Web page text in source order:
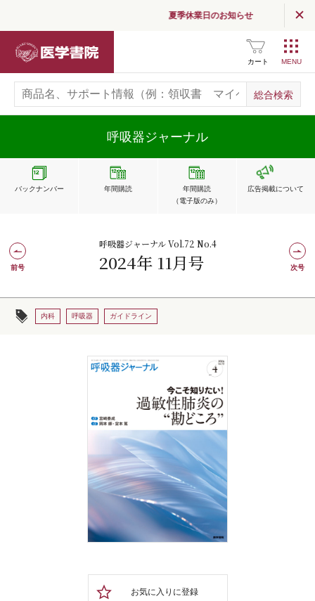
夏季休業日のお知らせ
カート
呼吸器ジャーナル
バックナンバー 年間購読
年間購読
（電子版のみ）
広告掲載について
呼吸器ジャーナル Vol.72 No.4
2024年 11月号
前号 次号
内科 呼吸器 ガイドライン
お気に入りに登録